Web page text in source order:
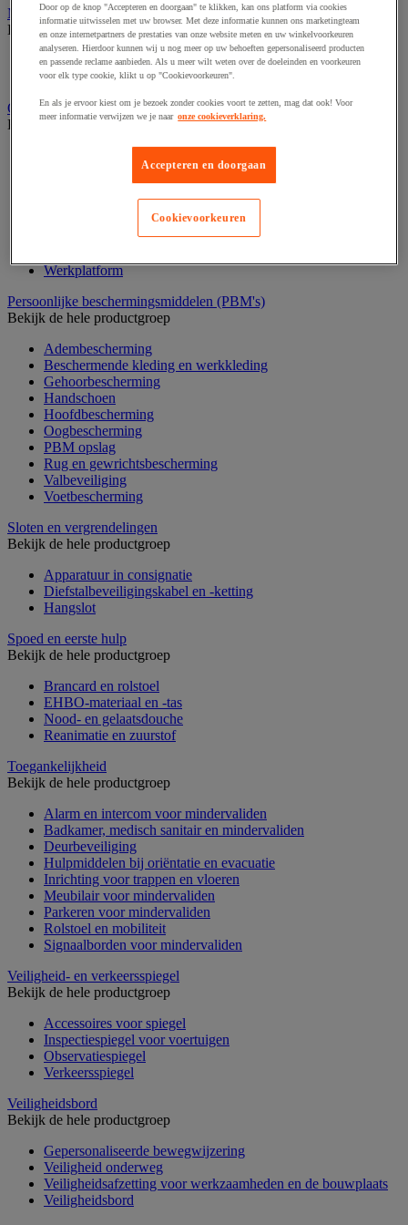
Medische hulpmiddelen en oefentherapie
Bekijk de hele productgroep
Elektrostimulatie en echografie
Revalidatie
Opvangbak en opvangmaterieel
Bekijk de hele productgroep
Containers voor buitenopslag
Gasflessenopslag
Laboratoriumlade
Mobiele opvangbak
Werkplatform
Persoonlijke beschermingsmiddelen (PBM's)
Bekijk de hele productgroep
Adembescherming
Beschermende kleding en werkkleding
Gehoorbescherming
Handschoen
Hoofdbescherming
Oogbescherming
PBM opslag
Rug en gewrichtsbescherming
Valbeveiliging
Voetbescherming
Sloten en vergrendelingen
Bekijk de hele productgroep
Apparatuur in consignatie
Diefstalbeveiligingskabel en -ketting
Hangslot
Spoed en eerste hulp
Bekijk de hele productgroep
Brancard en rolstoel
EHBO-materiaal en -tas
Nood- en gelaatsdouche
Reanimatie en zuurstof
Toegankelijkheid
Bekijk de hele productgroep
Alarm en intercom voor mindervaliden
Badkamer, medisch sanitair en mindervaliden
Deurbeveiliging
Hulpmiddelen bij oriëntatie en evacuatie
Inrichting voor trappen en vloeren
Meubilair voor mindervaliden
Parkeren voor mindervaliden
Rolstoel en mobiliteit
Signaalborden voor mindervaliden
Veiligheid- en verkeersspiegel
Bekijk de hele productgroep
Accessoires voor spiegel
Inspectiespiegel voor voertuigen
Observatiespiegel
Verkeersspiegel
Veiligheidsbord
Bekijk de hele productgroep
Gepersonaliseerde bewegwijzering
Veiligheid onderweg
Veiligheidsafzetting voor werkzaamheden en de bouwplaats
Veiligheidsbord
Door op de knop "Accepteren en doorgaan" te klikken, kan ons platform via cookies
informatie uitwisselen met uw browser. Met deze informatie kunnen ons marketingteam
en onze internetpartners de prestaties van onze website meten en uw winkelvoorkeuren
analyseren. Hierdoor kunnen wij u nog meer op uw behoeften gepersonaliseerd producten
en passende reclame aanbieden. Als u meer wilt weten over de doeleinden en voorkeuren
voor elk type cookie, klikt u op "Cookievoorkeuren".
En als je ervoor kiest om je bezoek zonder cookies voort te zetten, mag dat ook! Voor
meer informatie verwijzen we je naar onze cookieverklaring.
Accepteren en doorgaan
Cookievoorkeuren